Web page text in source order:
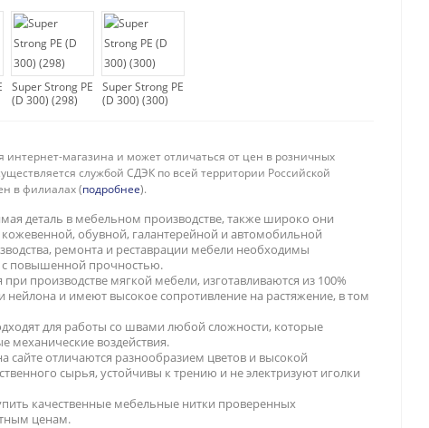
Super Strong PE
(D 300) (298)
Super Strong PE
(D 300) (300)
интернет-магазина и может отличаться от цен в розничных
службой СДЭК по всей территории Российской
в филиалах (подробнее).
деталь в мебельном производстве, также широко они
обувной, галантерейной и автомобильной
ремонта и реставрации мебели необходимы
повышенной прочностью.
производстве мягкой мебели, изготавливаются из 100%
нейлона и имеют высокое сопротивление на растяжение, в том
для работы со швами любой сложности, которые
механические воздействия.
сайте отличаются разнообразием цветов и высокой
сырья, устойчивы к трению и не электризуют иголки
качественные мебельные нитки проверенных
ценам.